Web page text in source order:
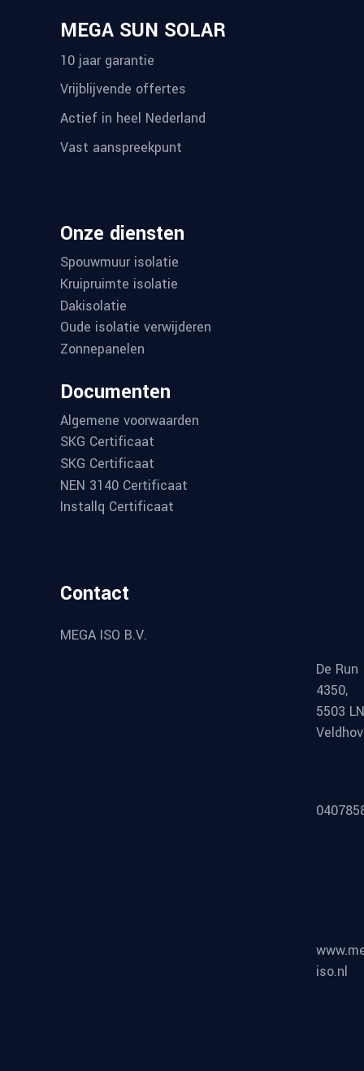
MEGA SUN SOLAR
10 jaar garantie
Vrijblijvende offertes
Actief in heel Nederland
Vast aanspreekpunt
Onze diensten
Spouwmuur isolatie
Kruipruimte isolatie
Dakisolatie
Oude isolatie verwijderen
Zonnepanelen
Documenten
Algemene voorwaarden
SKG Certificaat
SKG Certificaat
NEN 3140 Certificaat
Installq Certificaat
Contact
MEGA ISO B.V.
De Run
4350,
5503 LN
iso.nl